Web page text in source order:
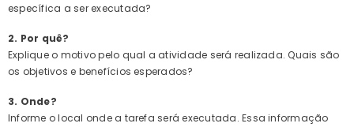
específica a ser executada?
2. Por quê?
Explique o motivo pelo qual a atividade será realizada. Quais são
os objetivos e benefícios esperados?
3. Onde?
Informe o local onde a tarefa será executada. Essa informação